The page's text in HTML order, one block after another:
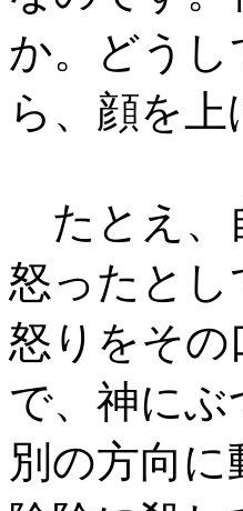
か。どう
ら、顔を
たとえ、
怒ったと
怒りをそ
で、神に
別の方向